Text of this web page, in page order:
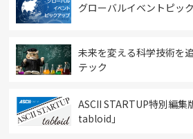
グローバルイベントピッ
未来を変える科学技術を
テック
ASCII STARTUP特別編集
tabloid」